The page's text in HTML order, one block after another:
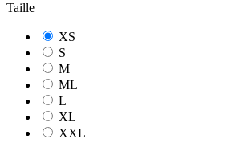
Taille
XS
S
M
ML
L
XL
XXL